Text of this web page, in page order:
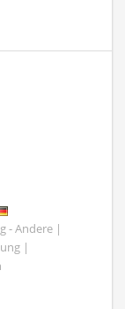
- Andere |
|